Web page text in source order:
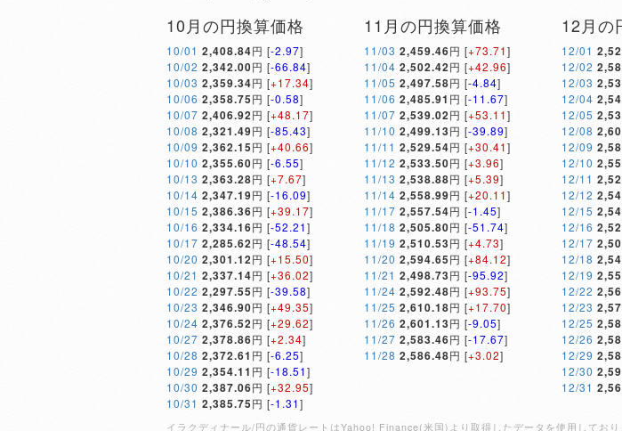
10月の円換算価格
10/01 2,408.84円 [-2.97]
10/02 2,342.00円 [-66.84]
10/03 2,359.34円 [+17.34]
10/06 2,358.75円 [-0.58]
10/07 2,406.92円 [+48.17]
10/08 2,321.49円 [-85.43]
10/09 2,362.15円 [+40.66]
10/10 2,355.60円 [-6.55]
10/13 2,363.28円 [+7.67]
10/14 2,347.19円 [-16.09]
10/15 2,386.36円 [+39.17]
10/16 2,334.16円 [-52.21]
10/17 2,285.62円 [-48.54]
10/20 2,301.12円 [+15.50]
10/21 2,337.14円 [+36.02]
10/22 2,297.55円 [-39.58]
10/23 2,346.90円 [+49.35]
10/24 2,376.52円 [+29.62]
10/27 2,378.86円 [+2.34]
10/28 2,372.61 円 [-6.25]
10/29 2,354.11 円 [-18.51]
10/30 2,387.06円 [+32.95]
10/31 2,385.75円 [-1.31]
11月の円換算価格
11/03 2,459.46円 [+73.71]
11/04 2,502.42円 [+42.96]
11/05 2,497.58円 [-4.84]
11/06 2,485.91 円 [-11.67]
11/07 2,539.02円 [+53.11]
11/10 2,499.13円 [-39.89]
11/11 2,529.54円 [+30.41]
11/12 2,533.50円 [+3.96]
11/13 2,538.88円 [+5.39]
11/14 2,558.99円 [+20.11]
11/17 2,557.54円 [-1.45]
11/18 2,505.80円 [-51.74]
11/19 2,510.53円 [+4.73]
11/20 2,594.65円 [+84.12]
11/21 2,498.73円 [-95.92]
11/24 2,592.48円 [+93.75]
11/25 2,610.18円 [+17.70]
11/26 2,601.13円 [-9.05]
11/27 2,583.46円 [-17.67]
11/28 2,586.48円 [+3.02]
12月の
12/01
12/02
12/03
12/04
12/05
12/08
12/09
12/10
12/11
12/12
12/15
12/16
12/17
12/18
12/19
12/22
12/23
12/25
12/26
12/29
12/30
12/31
イラクディナール/円の通貨レートはYahoo! Finance(米国)より取得したデータを使用してお